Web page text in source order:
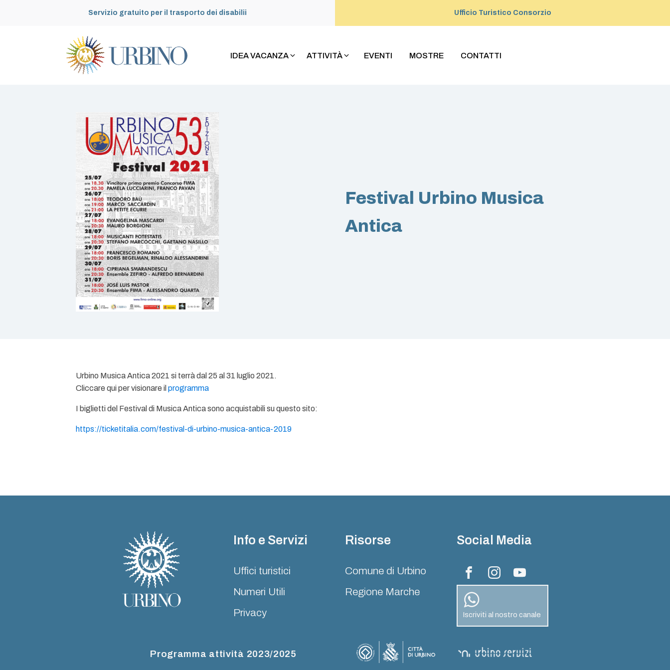
Servizio gratuito per il trasporto dei disabilii Ufficio Turistico Consorzio
IDEA VACANZA ATTIVITÀ EVENTI MOSTRE CONTATTI
Festival Urbino Musica
Antica
Urbino Musica Antica 2021 si terrà dal 25 al 31 luglio 2021.
Cliccare qui per visionare il programma
I biglietti del Festival di Musica Antica sono acquistabili su questo sito:
https://ticketitalia.com/festival-di-urbino-musica-antica-2019
Info e Servizi
Uffici turistici
Numeri Utili
Privacy
Risorse
Comune di Urbino
Regione Marche
Social Media
Iscriviti al nostro canale
Programma attività 2023/2025